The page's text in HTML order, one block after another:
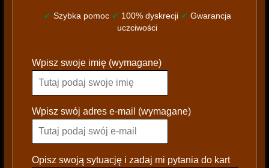
✔ Szybka pomoc ✔ 100% dyskrecji ✔ Gwarancja
uczciwości
l
a
s
e
Wpisz swoje imię (wymagane)
Wpisz swój adres e-mail (wymagane)
Opisz swoją sytuację i zadaj mi pytania do kart